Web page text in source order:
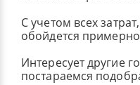
С учетом всех
обойдется
Интересует другие
постараемся